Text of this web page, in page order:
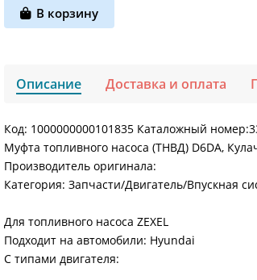
В корзину
Описание Доставка и оплата
Код: 1000000000101835 Каталожный
Муфта топливного насоса (ТНВД) D6DA,
Производитель оригинала:
Категория: Запчасти/Двигатель/Впускная
Для топливного насоса ZEXEL
Подходит на автомобили: Hyundai
С типами двигателя: